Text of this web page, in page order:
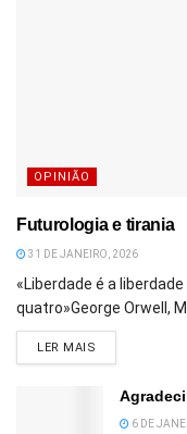
OPINIÃO
Futurologia e tirania
31 DE JANEIRO, 2026
«Liberdade é a
quatro»George Orwell,
LER MAIS
6 DE